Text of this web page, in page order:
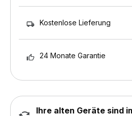
Kostenlose Lieferung
24 Monate Garantie
Ihre alten Geräte sind